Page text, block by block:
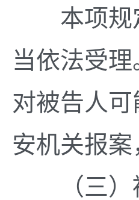
本项规定
当依法受
对被告人
安机关报
（三）被